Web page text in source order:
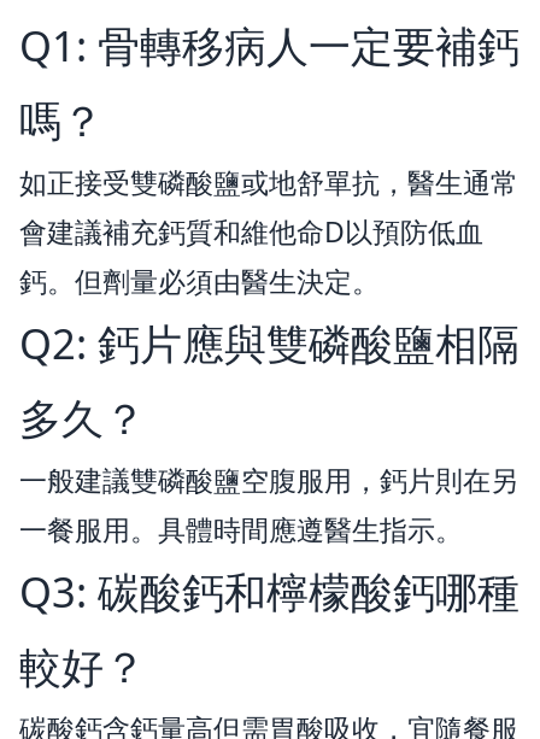
Q1: 骨轉移病人一定要補鈣
嗎？
如正接受雙磷酸鹽或地舒單抗，醫生通常
會建議補充鈣質和維他命D以預防低血
鈣。但劑量必須由醫生決定。
Q2: 鈣片應與雙磷酸鹽相隔
多久？
一般建議雙磷酸鹽空腹服用，鈣片則在另
一餐服用。具體時間應遵醫生指示。
Q3: 碳酸鈣和檸檬酸鈣哪種
較好？
碳酸鈣含鈣量高但需胃酸吸收，宜隨餐服